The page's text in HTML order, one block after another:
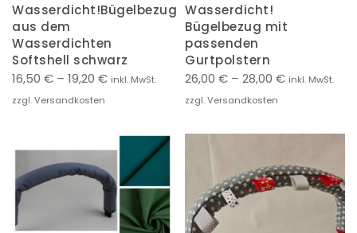
Wasserdicht!Bügelbezug
aus dem
Wasserdichten
Softshell schwarz
16,50 € – 19,20 € inkl. MwSt.
zzgl. Versandkosten
Wasserdicht!
Bügelbezug mit
passenden
Gurtpolstern
26,00 € – 28,00 € inkl. MwSt.
zzgl. Versandkosten